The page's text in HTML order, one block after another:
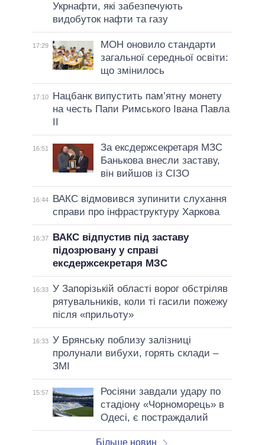
Укрнафти, які забезпечують
видобуток нафти та газу
17:29
МОН оновило стандарти
загальної середньої освіти:
що змінилось
17:10
Нацбанк випустить пам’ятну монету
на честь Папи Римського Івана Павла
16:51
За ексдержсекретаря МЗС
Банькова внесли заставу,
він вийшов із СІЗО
16:44
ВАКС відмовився зупинити слухання
справи про інфраструктуру Харкова
16:37
ВАКС відпустив під заставу
підозрювану у справі
ексдержсекретаря МЗС
16:33 У Запорізькій області ворог обстріляв
рятувальників, коли ті гасили пожежу
після «прильоту»
16:33 У Брянську поблизу залізниці
пролунали вибухи, горять склади –
ЗМІ
15:57
Росіяни завдали удару по
стадіону «Чорноморець» в
Одесі, є постраждалий
Більше новин